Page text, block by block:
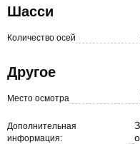
Шасси
Количество осей
Другое
Место осмотра
Дополнительная
информация: